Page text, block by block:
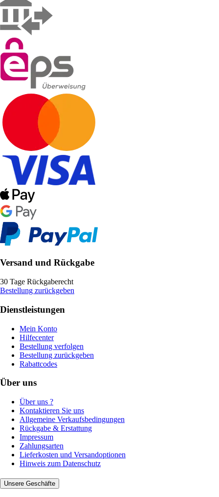
Versand und Rückgabe
30 Tage Rückgaberecht
Bestellung zurückgeben
Dienstleistungen
Mein Konto
Hilfecenter
Bestellung verfolgen
Bestellung zurückgeben
Rabattcodes
Über uns
Über uns ?
Kontaktieren Sie uns
Allgemeine Verkaufsbedingungen
Rückgabe & Erstattung
Impressum
Zahlungsarten
Lieferkosten und Versandoptionen
Hinweis zum Datenschutz
Unsere Geschäfte